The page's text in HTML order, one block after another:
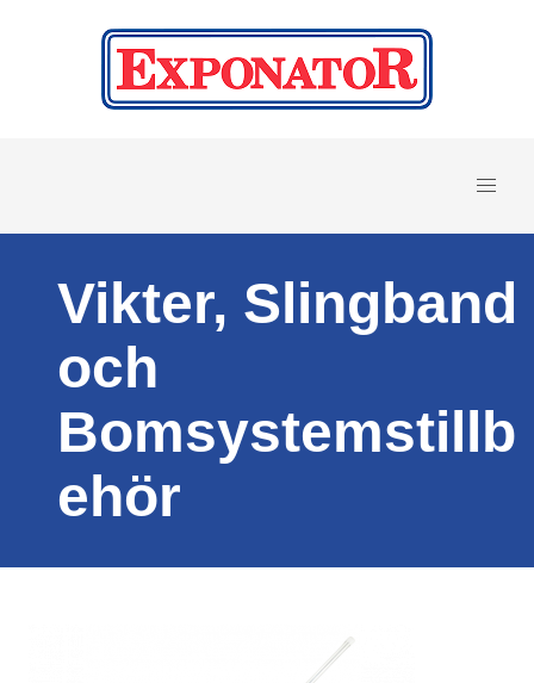
Vikter, Slingband
och
Bomsystemstillb
ehör